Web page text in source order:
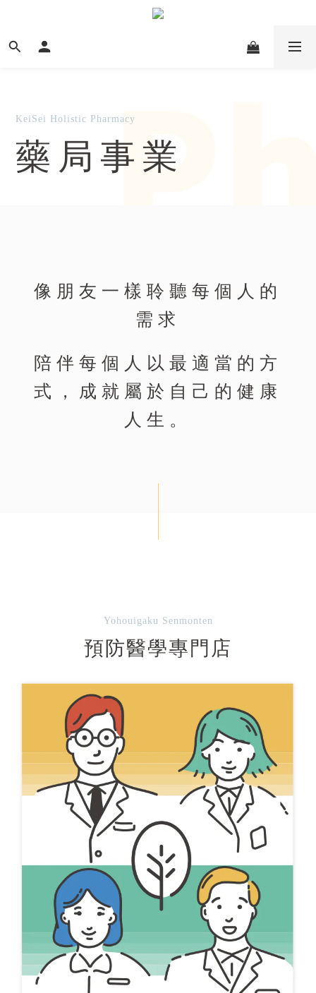
KeiSei Holistic Pharmacy
藥局事業
像朋友一樣聆聽每個人的
需求
陪伴每個人以最適當的方
式，成就屬於自己的健康
人生。
Yohouigaku Senmonten
預防醫學專門店